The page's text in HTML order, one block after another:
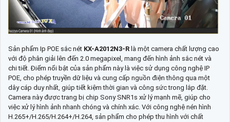
Sản phẩm Ip POE sắc nét KX-A2012N3-R là một camera chất lượng cao
với độ phân giải lên đến 2.0 megapixel, mang đến hình ảnh sắc nét và
chi tiết. Điểm nổi bật của sản phẩm này là việc sử dụng công nghệ IP
POE, cho phép truyền dữ liệu và cung cấp nguồn điện thông qua một
dây cáp duy nhất, giúp tiết kiệm thời gian và công sức trong lắp đặt.
Camera này được trang bị chip Sony SNR1s xử lý mạnh mẽ, giúp cho
việc xử lý hình ảnh nhanh chóng và chính xác. Với công nghệ nén hình
H.265+/H.265/H.264+/H.264, sản phẩm cho phép thu hình với chất